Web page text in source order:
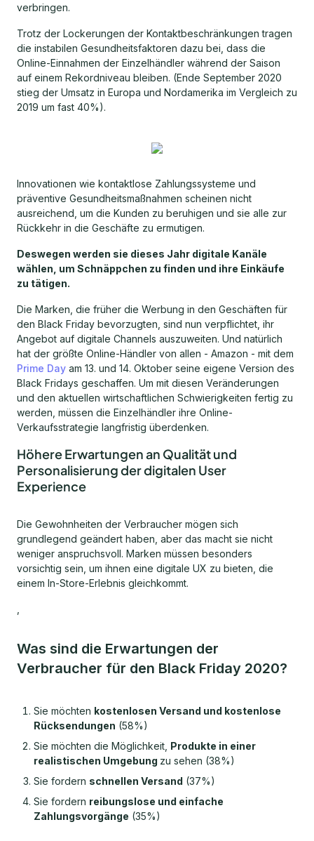
verbringen.
Trotz der Lockerungen der Kontaktbeschränkungen tragen
die instabilen Gesundheitsfaktoren dazu bei, dass die
Online-Einnahmen der Einzelhändler während der Saison
auf einem Rekordniveau bleiben. (Ende September 2020
stieg der Umsatz in Europa und Nordamerika im Vergleich zu
2019 um fast 40%).
Innovationen wie kontaktlose Zahlungssysteme und
präventive Gesundheitsmaßnahmen scheinen nicht
ausreichend, um die Kunden zu beruhigen und sie alle zur
Rückkehr in die Geschäfte zu ermutigen.
Deswegen werden sie dieses Jahr digitale Kanäle
wählen, um Schnäppchen zu finden und ihre Einkäufe
zu tätigen.
Die Marken, die früher die Werbung in den Geschäften für
den Black Friday bevorzugten, sind nun verpflichtet, ihr
Angebot auf digitale Channels auszuweiten. Und natürlich
hat der größte Online-Händler von allen - Amazon - mit dem
Prime Day am 13. und 14. Oktober seine eigene Version des
Black Fridays geschaffen. Um mit diesen Veränderungen
und den aktuellen wirtschaftlichen Schwierigkeiten fertig zu
werden, müssen die Einzelhändler ihre Online-
Verkaufsstrategie langfristig überdenken.
Höhere Erwartungen an Qualität und
Personalisierung der digitalen User
Experience
Die Gewohnheiten der Verbraucher mögen sich
grundlegend geändert haben, aber das macht sie nicht
weniger anspruchsvoll. Marken müssen besonders
vorsichtig sein, um ihnen eine digitale UX zu bieten, die
einem In-Store-Erlebnis gleichkommt.
Was sind die Erwartungen der
Verbraucher für den Black Friday 2020?
Sie möchten kostenlosen Versand und kostenlose
Rücksendungen (58%)
Sie möchten die Möglichkeit, Produkte in einer
realistischen Umgebung zu sehen (38%)
Sie fordern schnellen Versand (37%)
Sie fordern reibungslose und einfache
Zahlungsvorgänge (35%)